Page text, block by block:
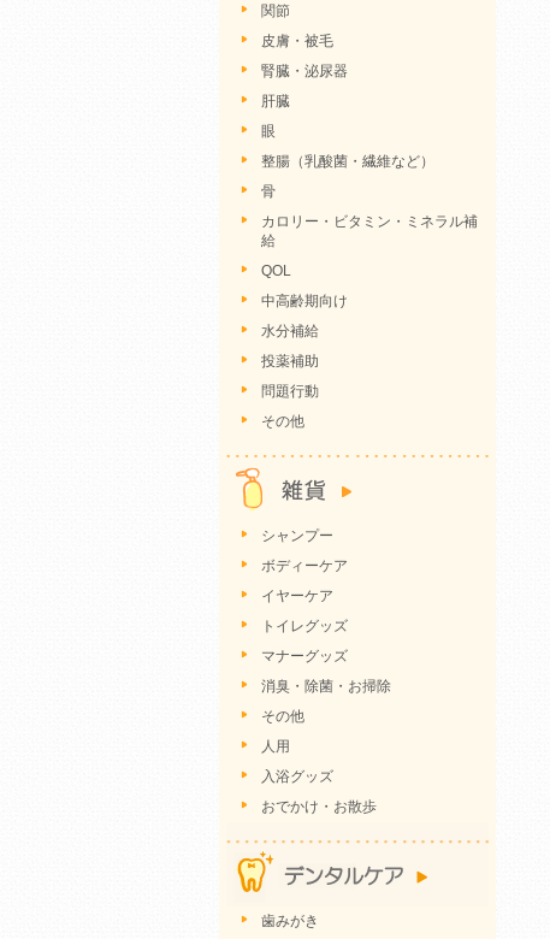
関節
皮膚・被毛
腎臓・泌尿器
肝臓
眼
整腸（乳酸菌・繊維など）
骨
カロリー・ビタミン・ミネラル補
給
QOL
中高齢期向け
水分補給
投薬補助
問題行動
その他
シャンプー
ボディーケア
イヤーケア
トイレグッズ
マナーグッズ
消臭・除菌・お掃除
その他
人用
入浴グッズ
おでかけ・お散歩
歯みがき